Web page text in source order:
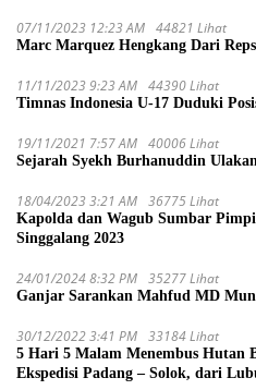
07/11/2023 12:23 AM 44821 Lihat
Marc Marquez Hengkang Dari
11/11/2023 9:23 AM 44390 Lihat
Timnas Indonesia U-17 Duduki
19/11/2021 7:57 AM 40006 Lihat
Sejarah Syekh Burhanuddin
18/04/2023 3:21 AM 36775 Lihat
Kapolda dan Wagub Sumbar
Singgalang 2023
24/01/2024 8:32 PM 35277 Lihat
Ganjar Sarankan Mahfud MD
30/12/2022 3:41 PM 33184 Lihat
5 Hari 5 Malam Menembus Hutan
Ekspedisi Padang – Solok, dari